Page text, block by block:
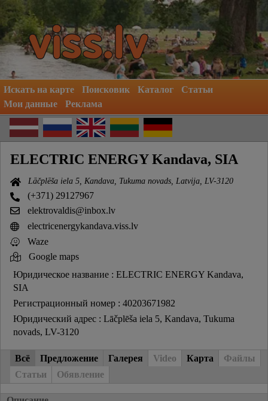
Искать на карте Поисковик Каталог
Статьи
Мои данные
Реклама
ELECTRIC ENERGY Kandava, SIA
Lāčplēša iela 5, Kandava, Tukuma novads, Latvija, LV-3120
(+371) 29127967
elektrovaldis@inbox.lv
electricenergykandava.viss.lv
Waze
Google maps
Юридическое название : ELECTRIC ENERGY Kandava,
SIA
Регистрационный номер : 40203671982
Юридический адрес : Lāčplēša iela 5, Kandava, Tukuma
novads, LV-3120
Всё Предложение Галерея Video Карта
Файлы
Статьи
Обявление